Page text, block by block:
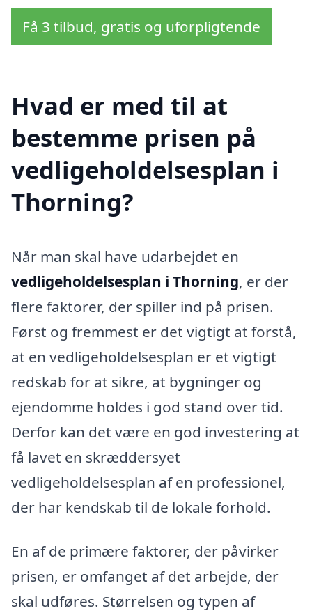
Få 3 tilbud, gratis og uforpligtende
Hvad er med til at
bestemme prisen på
vedligeholdelsesplan i
Thorning?
Når man skal have udarbejdet en
vedligeholdelsesplan i Thorning, er der
flere faktorer, der spiller ind på prisen.
Først og fremmest er det vigtigt at forstå,
at en vedligeholdelsesplan er et vigtigt
redskab for at sikre, at bygninger og
ejendomme holdes i god stand over tid.
Derfor kan det være en god investering at
få lavet en skræddersyet
vedligeholdelsesplan af en professionel,
der har kendskab til de lokale forhold.
En af de primære faktorer, der påvirker
prisen, er omfanget af det arbejde, der
skal udføres. Størrelsen og typen af